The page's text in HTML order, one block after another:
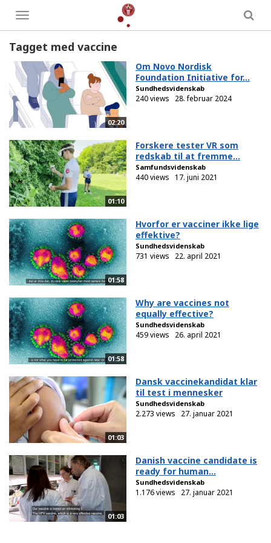
Toggle
menu
Tagget med vaccine
02:20
Om Novo Nordisk
Foundation Initiative for...
Sundhedsvidenskab
240 views 28. februar 2024
01:10
Forskere tester VR som
redskab til at fremme...
Samfundsvidenskab
440 views 17. juni 2021
01:58
Hvorfor er vacciner ikke lige
effektive?
Sundhedsvidenskab
731 views 22. april 2021
01:58
Why are vaccines not
equally effective?
Sundhedsvidenskab
459 views 26. april 2021
01:03
Dansk vaccinekandidat klar
til test i mennesker
Sundhedsvidenskab
2.273 views 27. januar 2021
01:03
Danish vaccine candidate is
ready for human...
Sundhedsvidenskab
1.176 views 27. januar 2021